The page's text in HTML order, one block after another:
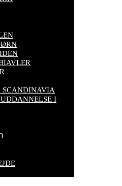
SCANDINAVIA
I